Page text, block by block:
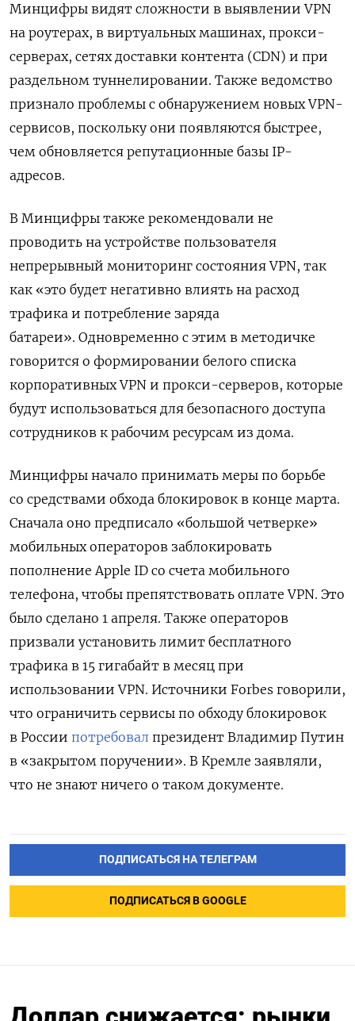
Минцифры видят сложности в выявлении VPN
на роутерах, в виртуальных машинах, прокси-
серверах, сетях доставки контента (CDN) и при
раздельном туннелировании. Также ведомство
признало проблемы с обнаружением новых VPN-
сервисов, поскольку они появляются быстрее,
чем обновляется репутационные базы IP-
адресов.
В Минцифры также рекомендовали не
проводить на устройстве пользователя
непрерывный мониторинг состояния VPN, так
как «это будет негативно влиять на расход
трафика и потребление заряда
батареи». Одновременно с этим в методичке
говорится о формировании белого списка
корпоративных VPN и прокси-серверов, которые
будут использоваться для безопасного доступа
сотрудников к рабочим ресурсам из дома.
Минцифры начало принимать меры по борьбе
со средствами обхода блокировок в конце марта.
Сначала оно предписало «большой четверке»
мобильных операторов заблокировать
пополнение Apple ID со счета мобильного
телефона, чтобы препятствовать оплате VPN. Это
было сделано 1 апреля. Также операторов
призвали установить лимит бесплатного
трафика в 15 гигабайт в месяц при
использовании VPN. Источники Forbes говорили,
что ограничить сервисы по обходу блокировок
в России потребовал президент Владимир Путин
в «закрытом поручении». В Кремле заявляли,
что не знают ничего о таком документе.
ПОДПИСАТЬСЯ НА ТЕЛЕГРАМ
ПОДПИСАТЬСЯ В GOOGLE